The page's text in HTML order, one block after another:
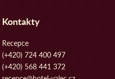
Kontakty
Recepce
(+420) 724 400 497
(+420) 568 441 372